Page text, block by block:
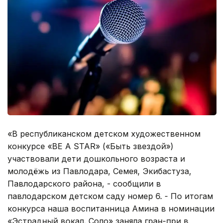
«В республиканском детском художественном
конкурсе «BE A STAR» («Быть звездой»)
участвовали дети дошкольного возраста и
молодёжь из Павлодара, Семея, Экибастуза,
Павлодарского района, - сообщили в
павлодарском детском саду номер 6. - По итогам
конкурса наша воспитанница Амина в номинации